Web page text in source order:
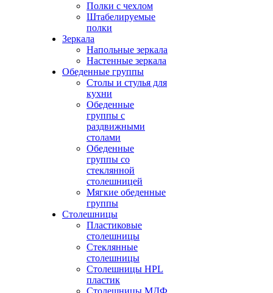
Полки с чехлом
Штабелируемые
полки
Зеркала
Напольные зеркала
Настенные зеркала
Обеденные группы
Столы и стулья для
кухни
Обеденные
группы с
раздвижными
столами
Обеденные
группы со
стеклянной
столешницей
Мягкие обеденные
группы
Столешницы
Пластиковые
столешницы
Стеклянные
столешницы
Столешницы HPL
пластик
Столешницы МДФ